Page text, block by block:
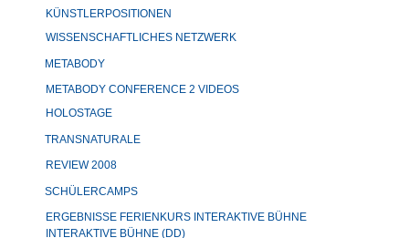
KÜNSTLERPOSITIONEN
WISSENSCHAFTLICHES NETZWERK
METABODY
METABODY CONFERENCE 2 VIDEOS
HOLOSTAGE
TRANSNATURALE
REVIEW 2008
SCHÜLERCAMPS
ERGEBNISSE FERIENKURS INTERAKTIVE BÜHNE
INTERAKTIVE BÜHNE (DD)